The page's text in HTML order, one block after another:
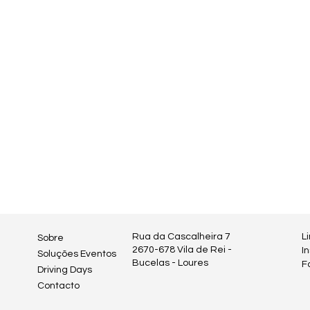
Sobre
Soluções Eventos
Driving Days
Contacto
Rua da Cascalheira 7
2670-678 Vila de Rei -
Bucelas - Loures